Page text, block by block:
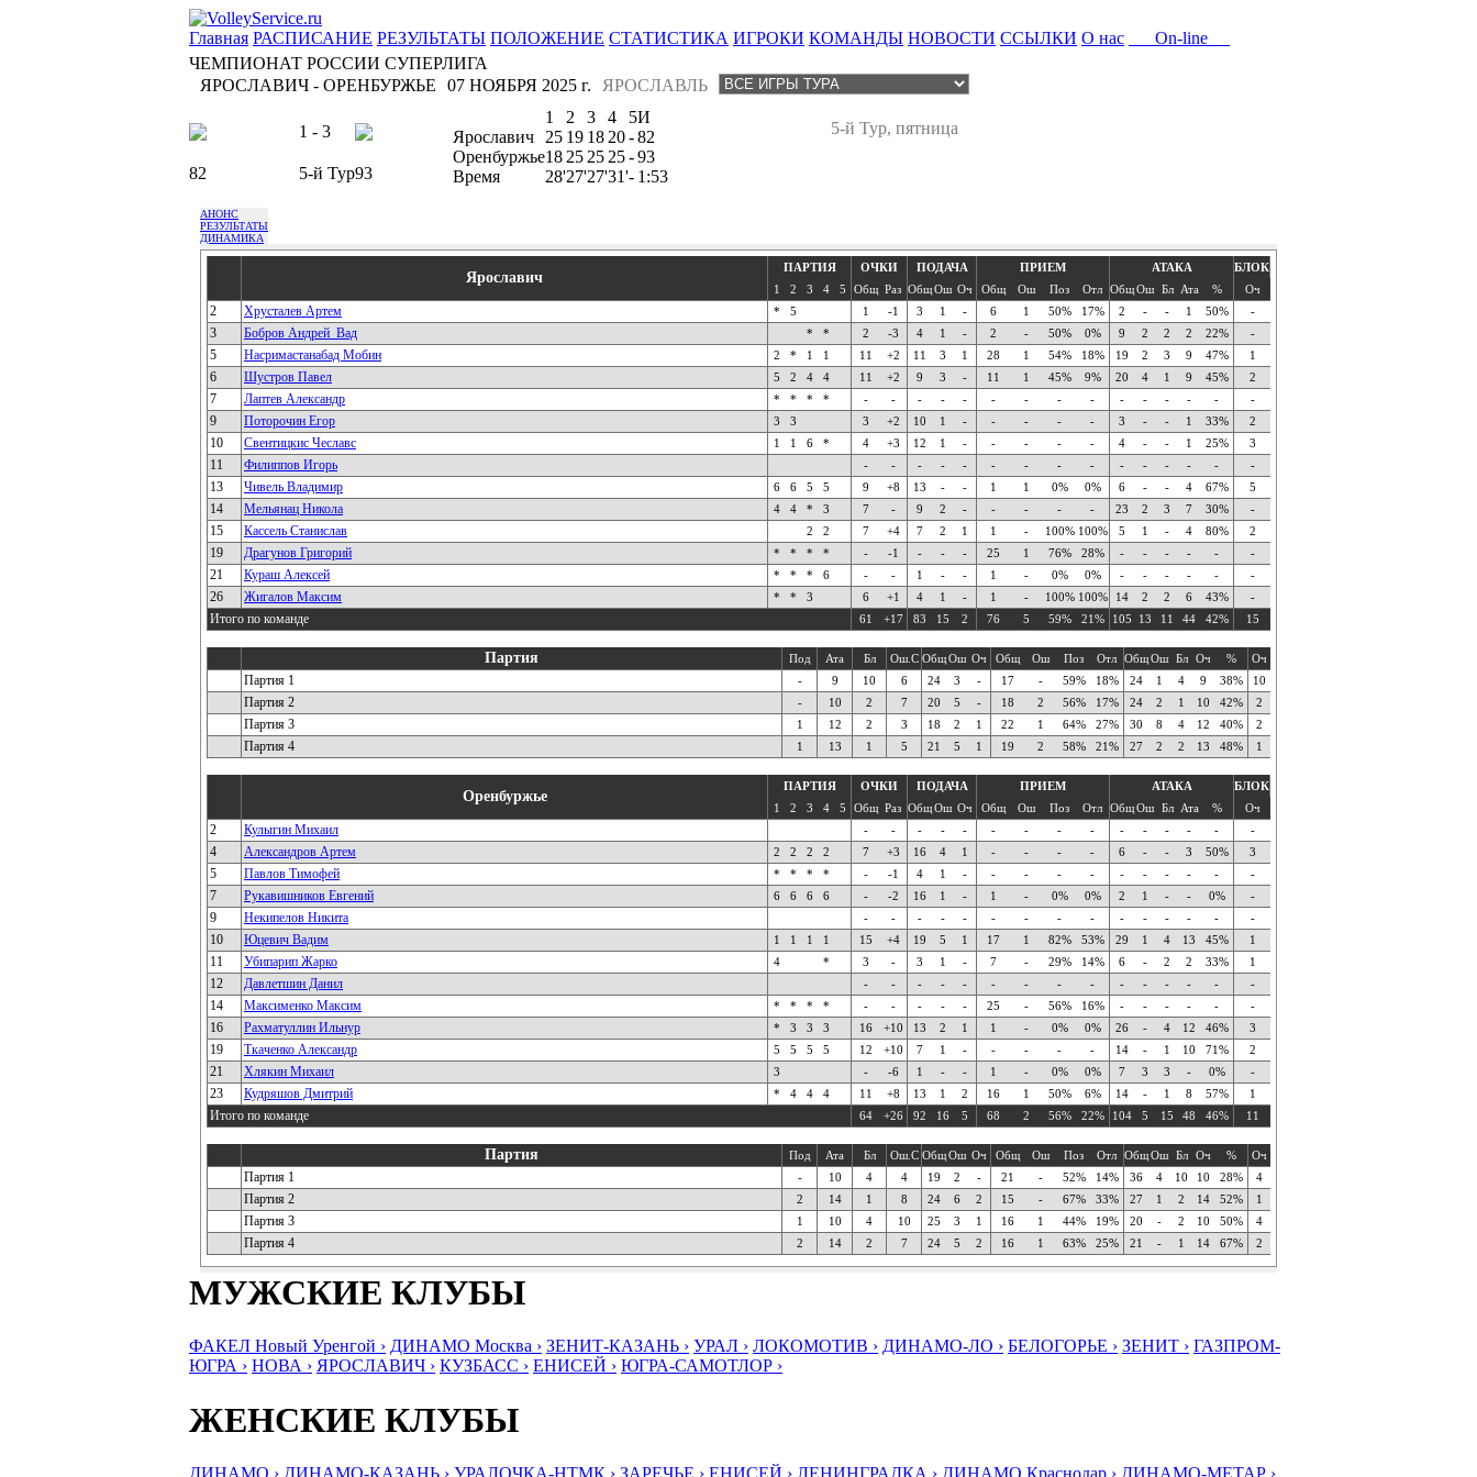
Главная РАСПИСАНИЕ РЕЗУЛЬТАТЫ ПОЛОЖЕНИЕ СТАТИСТИКА ИГРОКИ КОМАНДЫ НОВОСТИ ССЫЛКИ О нас
On-line
ЧЕМПИОНАТ РОССИИ СУПЕРЛИГА
ЯРОСЛАВИЧ - ОРЕНБУРЖЬЕ
ЯРОСЛАВЛЬ
07 НОЯБРЯ 2025 г.
1 - 3
82 5-й Тур93
5-й Тур, пятница
1 2 3 4 5И
Ярославич
25 19 18 20-82
Оренбуржье18 25 25 25-93
Время
28'27'27'31'- 1:53
АНОНС
РЕЗУЛЬТАТЫ
ДИНАМИКА
Ярославич
ПАРТИЯ ОЧКИ ПОДАЧА ПРИЕМ АТАКА
БЛОК
1
2 3 4 5 Общ Раз ОбщОш Оч Общ Ош Поз Отл ОбщОш Бл Ата % Оч
2 Хрусталев Артем * 5 1 -1 3 1 - 6 1 50% 17% 2 - - 1 50% -
3 Бобров Андрей_Вад * * 2 -3 4 1 - 2 - 50% 0% 9 2 2 2 22% -
5 Насримастанабад Мобин 2 * 1 1 11 +2 11 3 1 28 1 54% 18% 19 2 3 9 47% 1
6 Шустров Павел 5 2 4 4 11 +2 9 3 - 11 1 45% 9% 20 4 1 9 45% 2
7 Лаптев Александр * * * * - - - - - - - - - - - - - - -
9 Поторочин Егор 3 3 3 +2 10 1 - - - - - 3 - - 1 33% 2
10 Свентицкис Чеславс 1 1 6 * 4 +3 12 1 - - - - - 4 - - 1 25% 3
11 Филиппов Игорь - - - - - - - - - - - - - - -
13 Чивель Владимир 6 6 5 5 9 +8 13 - - 1 1 0% 0% 6 - - 4 67% 5
14 Мельянац Никола 4 4 * 3 7 - 9 2 - - - - - 23 2 3 7 30% -
15 Кассель Станислав 2 2 7 +4 7 2 1 1 - 100% 100% 5 1 - 4 80% 2
19 Драгунов Григорий * * * * - -1 - - - 25 1 76% 28% - - - - - -
21 Кураш Алексей * * * 6 - - 1 - - 1 - 0% 0% - - - - - -
26 Жигалов Максим * * 3 6 +1 4 1 - 1 - 100% 100% 14 2 2 6 43% -
Итого по команде 61 +17 83 15 2 76 5 59% 21% 105 13 11 44 42% 15
Партия Под Ата Бл Ош.С ОбщОш Оч Общ Ош Поз Отл ОбщОш Бл Оч % Оч
Партия 1 - 9 10 6 24 3 - 17 - 59% 18% 24 1 4 9 38% 10
Партия 2 - 10 2 7 20 5 - 18 2 56% 17% 24 2 1 10 42% 2
Партия 3 1 12 2 3 18 2 1 22 1 64% 27% 30 8 4 12 40% 2
Партия 4 1 13 1 5 21 5 1 19 2 58% 21% 27 2 2 13 48% 1
Оренбуржье
ПАРТИЯ ОЧКИ ПОДАЧА ПРИЕМ АТАКА
БЛОК
1
2 3 4 5 Общ Раз ОбщОш Оч Общ Ош Поз Отл ОбщОш Бл Ата % Оч
2 Кулыгин Михаил - - - - - - - - - - - - - - -
4 Александров Артем 2 2 2 2 7 +3 16 4 1 - - - - 6 - - 3 50% 3
5 Павлов Тимофей * * * * - -1 4 1 - - - - - - - - - - -
7 Рукавишников Евгений 6 6 6 6 - -2 16 1 - 1 - 0% 0% 2 1 - - 0% -
9 Некипелов Никита - - - - - - - - - - - - - - -
10 Юцевич Вадим 1 1 1 1 15 +4 19 5 1 17 1 82% 53% 29 1 4 13 45% 1
11 Убипарип Жарко 4 * 3 - 3 1 - 7 - 29% 14% 6 - 2 2 33% 1
12 Давлетшин Данил - - - - - - - - - - - - - - -
14 Максименко Максим * * * * - - - - - 25 - 56% 16% - - - - - -
16 Рахматуллин Ильнур * 3 3 3 16 +10 13 2 1 1 - 0% 0% 26 - 4 12 46% 3
19 Ткаченко Александр 5 5 5 5 12 +10 7 1 - - - - - 14 - 1 10 71% 2
21 Хлякин Михаил 3 - -6 1 - - 1 - 0% 0% 7 3 3 - 0% -
23 Кудряшов Дмитрий * 4 4 4 11 +8 13 1 2 16 1 50% 6% 14 - 1 8 57% 1
Итого по команде 64 +26 92 16 5 68 2 56% 22% 104 5 15 48 46% 11
Партия Под Ата Бл Ош.С ОбщОш Оч Общ Ош Поз Отл ОбщОш Бл Оч % Оч
Партия 1 - 10 4 4 19 2 - 21 - 52% 14% 36 4 10 10 28% 4
Партия 2 2 14 1 8 24 6 2 15 - 67% 33% 27 1 2 14 52% 1
Партия 3 1 10 4 10 25 3 1 16 1 44% 19% 20 - 2 10 50% 4
Партия 4 2 14 2 7 24 5 2 16 1 63% 25% 21 - 1 14 67% 2
МУЖСКИЕ КЛУБЫ
ФАКЕЛ Новый Уренгой › ДИНАМО Москва › ЗЕНИТ-КАЗАНЬ › УРАЛ › ЛОКОМОТИВ › ДИНАМО-ЛО › БЕЛОГОРЬЕ › ЗЕНИТ › ГАЗПРОМ-
ЮГРА › НОВА › ЯРОСЛАВИЧ › КУЗБАСС › ЕНИСЕЙ › ЮГРА-САМОТЛОР ›
ЖЕНСКИЕ КЛУБЫ